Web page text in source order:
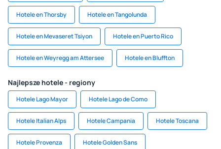
Hotele en Thorsby Hotele en Tangolunda
Hotele en Mevaseret Tsiyon Hotele en Puerto Rico
Hotele en Weyregg am Attersee Hotele en Bluffton
Najlepsze hotele - regiony
Hotele Lago Mayor Hotele Lago de Como
Hotele Italian Alps Hotele Campania Hotele Toscana
Hotele Provenza Hotele Golden Sans